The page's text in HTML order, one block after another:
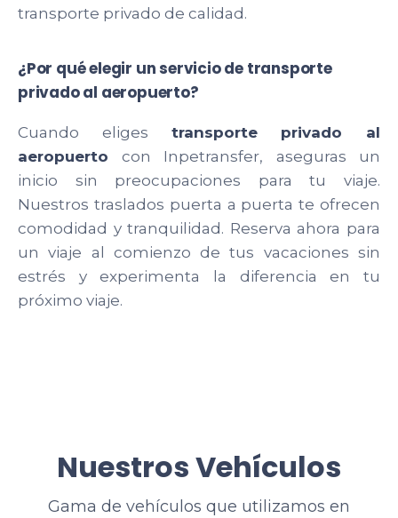
transporte privado de calidad.
¿Por qué elegir un servicio de transporte
privado al aeropuerto?
Cuando eliges transporte privado al
aeropuerto con Inpetransfer, aseguras un
inicio sin preocupaciones para tu viaje.
Nuestros traslados puerta a puerta te ofrecen
comodidad y tranquilidad. Reserva ahora para
un viaje al comienzo de tus vacaciones sin
estrés y experimenta la diferencia en tu
próximo viaje.
Nuestros Vehículos
Gama de vehículos que utilizamos en